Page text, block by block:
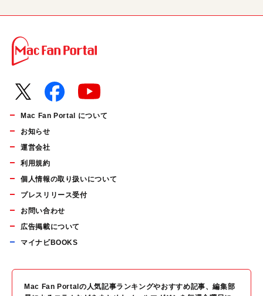
Mac Fan Portal について
お知らせ
運営会社
利用規約
個人情報の取り扱いについて
プレスリリース受付
お問い合わせ
広告掲載について
マイナビBOOKS
Mac Fan Portalの人気記事ランキングやおすすめ記事、編集部